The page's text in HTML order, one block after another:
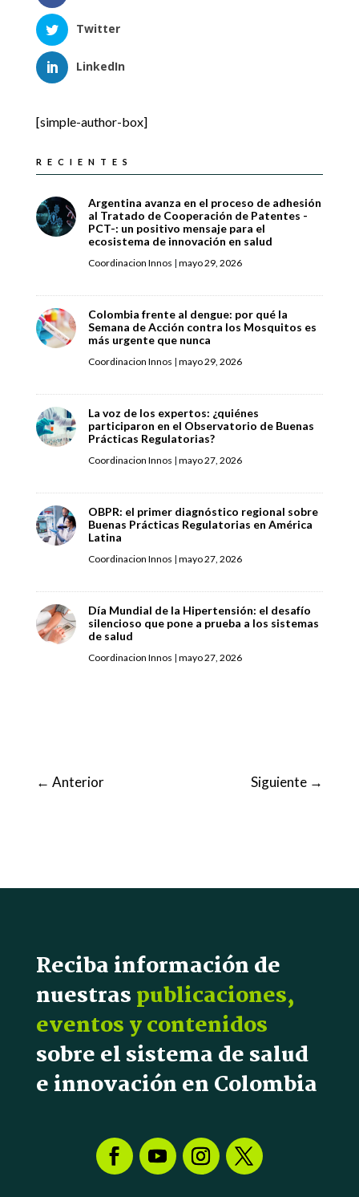
Twitter
LinkedIn
[simple-author-box]
RECIENTES
Argentina avanza en el proceso de adhesión
al Tratado de Cooperación de Patentes -
PCT-: un positivo mensaje para el
ecosistema de innovación en salud
Coordinacion Innos | mayo 29, 2026
Colombia frente al dengue: por qué la
Semana de Acción contra los Mosquitos es
más urgente que nunca
Coordinacion Innos | mayo 29, 2026
La voz de los expertos: ¿quiénes
participaron en el Observatorio de Buenas
Prácticas Regulatorias?
Coordinacion Innos | mayo 27, 2026
OBPR: el primer diagnóstico regional sobre
Buenas Prácticas Regulatorias en América
Latina
Coordinacion Innos | mayo 27, 2026
Día Mundial de la Hipertensión: el desafío
silencioso que pone a prueba a los sistemas
de salud
Coordinacion Innos | mayo 27, 2026
← Anterior Siguiente →
Reciba información de
nuestraspublicaciones,
eventos y contenidos
sobre el sistema de salud
e innovación en Colombia